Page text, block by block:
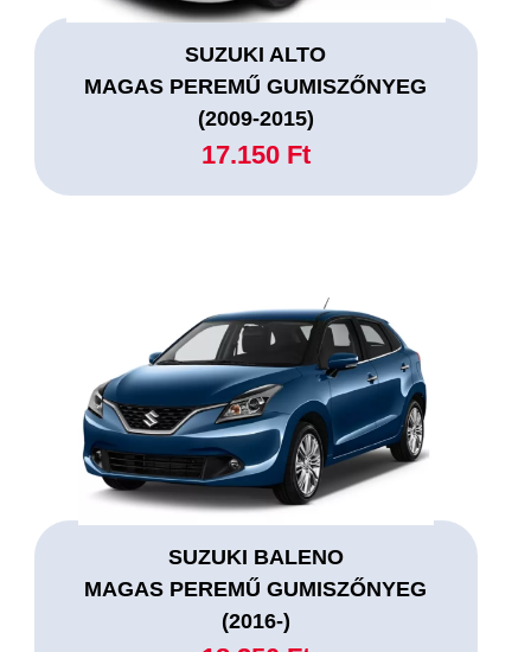
SUZUKI ALTO
MAGAS PEREMŰ GUMISZŐNYEG
(2009-2015)
17.150 Ft
SUZUKI BALENO
MAGAS PEREMŰ GUMISZŐNYEG
(2016-)